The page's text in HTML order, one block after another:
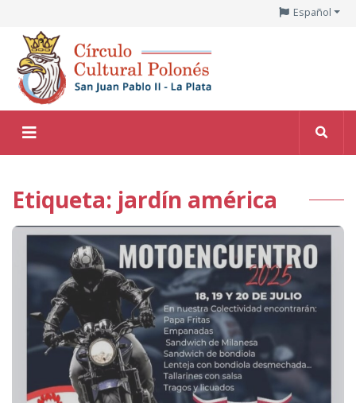
Español
Etiqueta: jardín américa